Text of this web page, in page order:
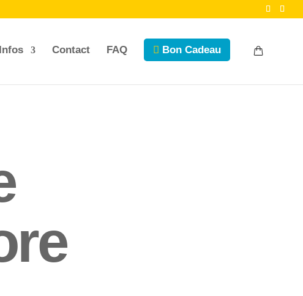
Infos Contact FAQ Bon Cadeau